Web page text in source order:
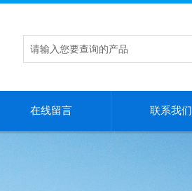
在线留言 联系我们